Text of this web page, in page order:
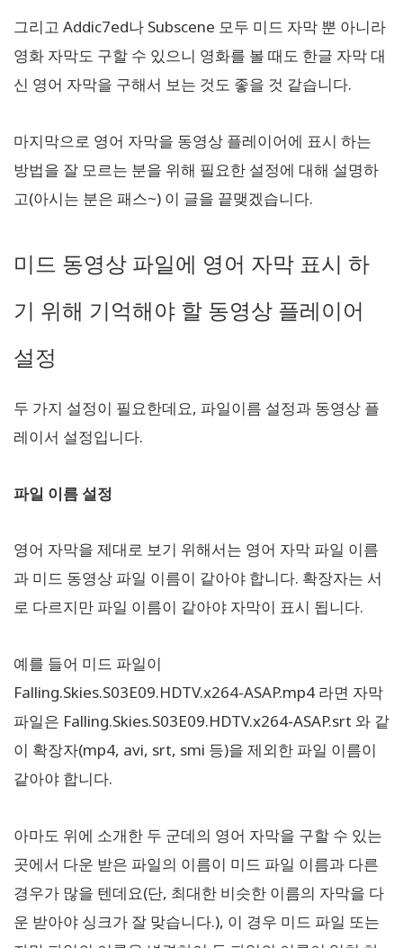
그리고 Addic7ed나 Subscene 모두 미드 자막 뿐 아니라
영화 자막도 구할 수 있으니 영화를 볼 때도 한글 자막 대
신 영어 자막을 구해서 보는 것도 좋을 것 같습니다.
마지막으로 영어 자막을 동영상 플레이어에 표시 하는
방법을 잘 모르는 분을 위해 필요한 설정에 대해 설명하
고(아시는 분은 패스~) 이 글을 끝맺겠습니다.
미드 동영상 파일에 영어 자막 표시 하
기 위해 기억해야 할 동영상 플레이어
설정
두 가지 설정이 필요한데요, 파일이름 설정과 동영상 플
레이서 설정입니다.
파일 이름 설정
영어 자막을 제대로 보기 위해서는 영어 자막 파일 이름
과 미드 동영상 파일 이름이 같아야 합니다. 확장자는 서
로 다르지만 파일 이름이 같아야 자막이 표시 됩니다.
예를 들어 미드 파일이
Falling.Skies.S03E09.HDTV.x264-ASAP.mp4 라면 자막
파일은 Falling.Skies.S03E09.HDTV.x264-ASAP.srt 와 같
이 확장자(mp4, avi, srt, smi 등)을 제외한 파일 이름이
같아야 합니다.
아마도 위에 소개한 두 군데의 영어 자막을 구할 수 있는
곳에서 다운 받은 파일의 이름이 미드 파일 이름과 다른
경우가 많을 텐데요(단, 최대한 비슷한 이름의 자막을 다
운 받아야 싱크가 잘 맞습니다.), 이 경우 미드 파일 또는